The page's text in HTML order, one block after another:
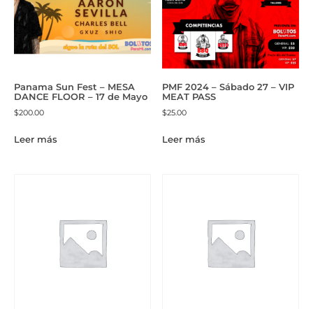
Panama Sun Fest – MESA
DANCE FLOOR – 17 de Mayo
$200.00
Leer más
PMF 2024 – Sábado 27 – VIP
MEAT PASS
$25.00
Leer más